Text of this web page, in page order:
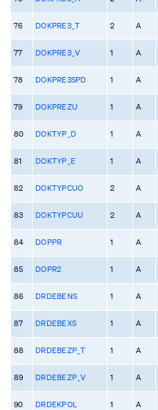
76 DOKPRE3_T 2 A
77 DOKPRE3_V 1 A
78 DOKPRE3SPD 1 A
79 DOKPREZU 1 A
80 DOKTYP_D 1 A
81 DOKTYP_E 1 A
82 DOKTYPCUO 2 A
83 DOKTYPCUU 2 A
84 DOPPR 1 A
85 DOPR2 1 A
86 DRDEBENS 1 A
87 DRDEBEXS 1 A
88 DRDEBEZP_T 1 A
89 DRDEBEZP_V 1 A
90 DRDEKPOL 1 A